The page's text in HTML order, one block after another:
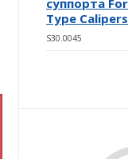
Type
S30.0045